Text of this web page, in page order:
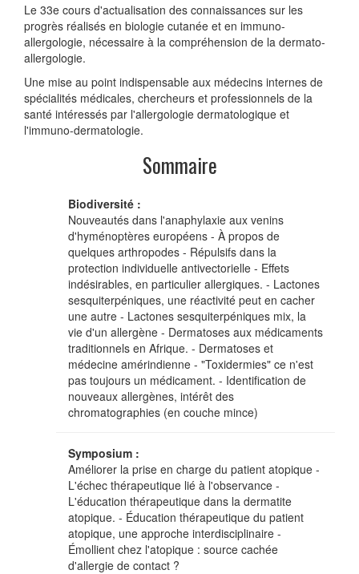
Le 33e cours d'actualisation des connaissances sur les
progrès réalisés en biologie cutanée et en immuno-
allergologie, nécessaire à la compréhension de la dermato-
allergologie.
Une mise au point indispensable aux médecins internes de
spécialités médicales, chercheurs et professionnels de la
santé intéressés par l'allergologie dermatologique et
l'immuno-dermatologie.
Sommaire
Biodiversité :
Nouveautés dans l'anaphylaxie aux venins
d'hyménoptères européens - À propos de
quelques arthropodes - Répulsifs dans la
protection individuelle antivectorielle - Effets
indésirables, en particulier allergiques. - Lactones
sesquiterpéniques, une réactivité peut en cacher
une autre - Lactones sesquiterpéniques mix, la
vie d'un allergène - Dermatoses aux médicaments
traditionnels en Afrique. - Dermatoses et
médecine amérindienne - "Toxidermies" ce n'est
pas toujours un médicament. - Identification de
nouveaux allergènes, intérêt des
chromatographies (en couche mince)
Symposium :
Améliorer la prise en charge du patient atopique -
L'échec thérapeutique lié à l'observance -
L'éducation thérapeutique dans la dermatite
atopique. - Éducation thérapeutique du patient
atopique, une approche interdisciplinaire -
Émollient chez l'atopique : source cachée
d'allergie de contact ?